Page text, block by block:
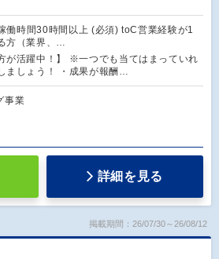
働時間30時間以上 (必須) toC営業経験が1
方（業界、…
が活躍中！】 ※一つでも当てはまっていれ
ましょう！ ・成果が報酬…
事業
詳細を見る
掲載期間：26/07/30～26/08/12